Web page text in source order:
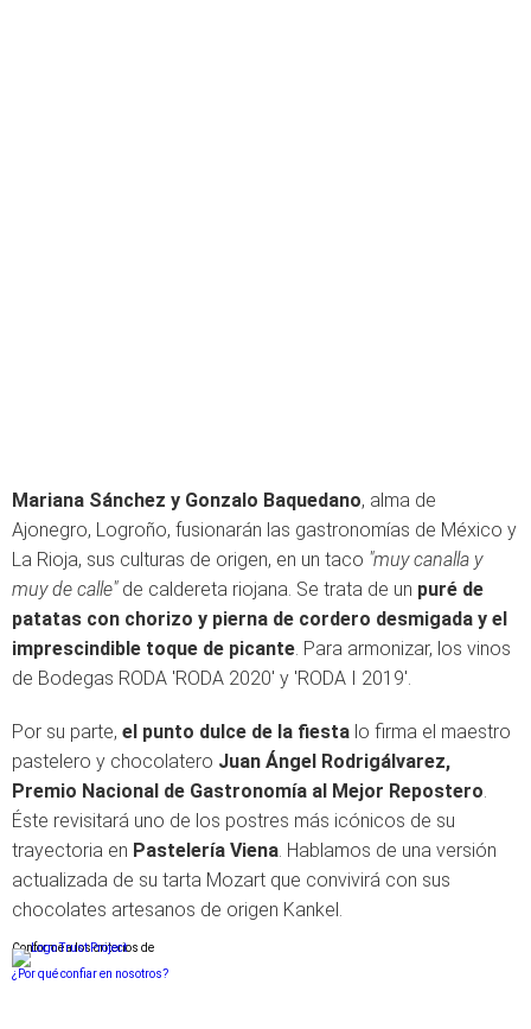
Mariana Sánchez y Gonzalo Baquedano, alma de
Ajonegro, Logroño, fusionarán las gastronomías de México y
La Rioja, sus culturas de origen, en un taco "muy canalla y
muy de calle" de caldereta riojana. Se trata de un puré de
patatas con chorizo y pierna de cordero desmigada y el
imprescindible toque de picante. Para armonizar, los vinos
de Bodegas RODA 'RODA 2020' y 'RODA I 2019'.
Por su parte, el punto dulce de la fiesta lo firma el maestro
pastelero y chocolatero Juan Ángel Rodrigálvarez,
Premio Nacional de Gastronomía al Mejor Repostero.
Éste revisitará uno de los postres más icónicos de su
trayectoria en Pastelería Viena. Hablamos de una versión
actualizada de su tarta Mozart que convivirá con sus
chocolates artesanos de origen Kankel.
Conforme a los criterios de
¿Por qué confiar en nosotros?